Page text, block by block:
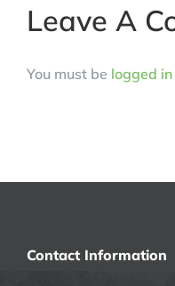
Leave A
You must be logged in
Contact Information